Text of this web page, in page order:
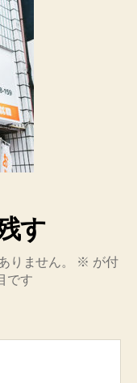
す
りません。 ※ が付
です